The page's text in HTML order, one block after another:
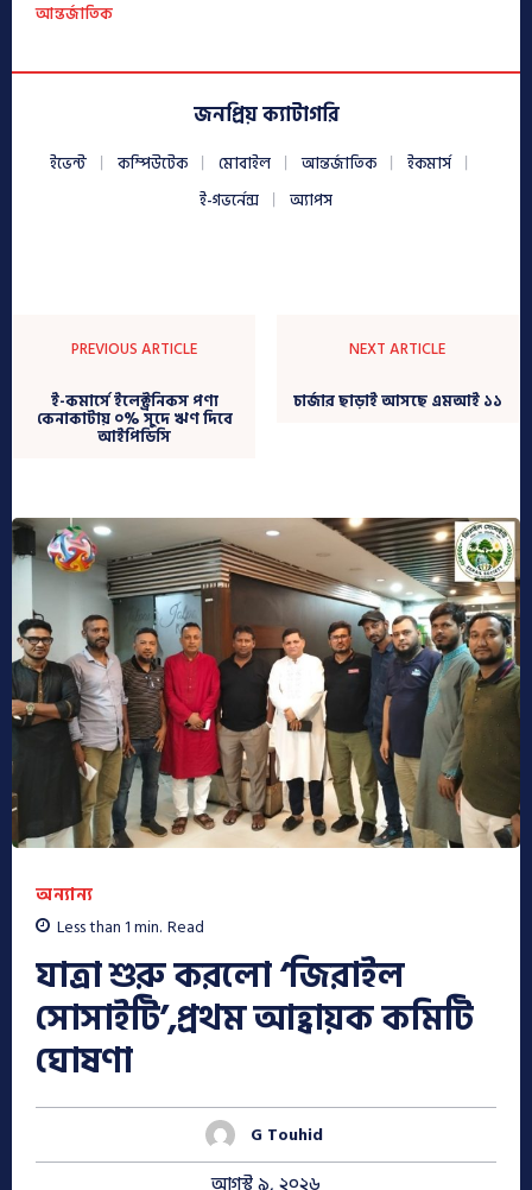
আন্তর্জাতিক
জনপ্রিয় ক্যাটাগরি
ইভেন্ট কম্পিউটেক মোবাইল আন্তর্জাতিক
ইকমার্স
ই-গভর্নেন্স
অ্যাপস
PREVIOUS ARTICLE
ই-কমার্সে ইলেক্ট্রনিকস পণ্য
কেনাকাটায় ০% সুদে ঋণ দিবে
আইপিডিসি
NEXT ARTICLE
চার্জার ছাড়াই আসছে এমআই ১১